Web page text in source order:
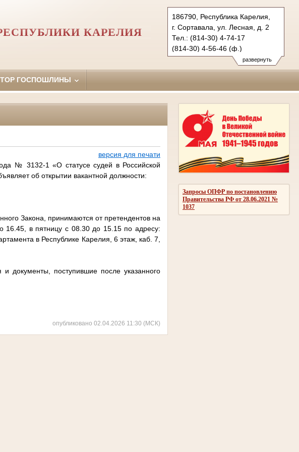
развернуть
186790, Республика Карелия,
г. Сортавала, ул. Лесная, д. 2
Тел.: (814-30) 4-74-17
(814-30) 4-56-46 (ф.)
sortavalsky.kar@sudrf.ru
КАРЕЛИЯ
ГОСПОШЛИНЫ
Запросы ОПФР по постановлению
Правительства РФ от 28.06.2021 №
1037
версия для печати
№ 3132-1 «О статусе судей в Российской
об открытии вакантной должности:
Закона, принимаются от претендентов на
16.45, в пятницу с 08.30 до 15.15 по адресу:
в Республике Карелия, 6 этаж, каб. 7,
документы, поступившие после указанного
опубликовано 02.04.2026 11:30 (МСК)